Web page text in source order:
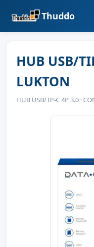
Thuddo
HUB USB/
LUKTON
HUB USB/TP-C 4P 3.0 ·